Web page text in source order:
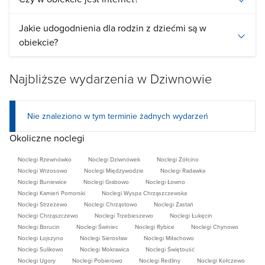
Jakie udogodnienia dla rodzin z dziećmi są w
obiekcie?
Najbliższe wydarzenia w Dziwnowie
Nie znaleziono w tym terminie żadnych wydarzeń
Okoliczne noclegi
Noclegi Rzewnówko Noclegi Dziwnówek
Noclegi Żółcino
Noclegi Wrzosowo
Noclegi Międzywodzie
Noclegi Radawka
Noclegi Buniewice
Noclegi Grabowo
Noclegi Łowno
Noclegi Kamień Pomorski
Noclegi Wyspa Chrząszczewska
Noclegi Strzeżewo
Noclegi Chrząstowo
Noclegi Zastań
Noclegi Chrząszczewo
Noclegi Trzebieszewo
Noclegi Łukęcin
Noclegi Borucin
Noclegi Świniec Noclegi Rybice
Noclegi Chynowo
Noclegi Łojszyno
Noclegi Sierosław
Noclegi Miłachowo
Noclegi Sulikowo
Noclegi Mokrawica
Noclegi Świętouść
Noclegi Ugory
Noclegi Pobierowo Noclegi Redliny Noclegi Kołczewo